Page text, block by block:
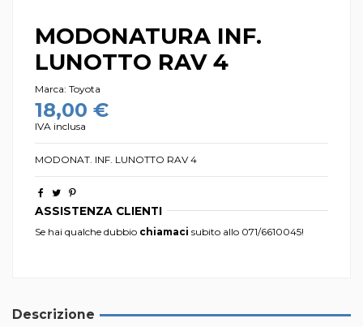
MODONATURA INF.
LUNOTTO RAV 4
Marca: Toyota
18,00 €
IVA inclusa
MODONAT. INF. LUNOTTO RAV 4
ASSISTENZA CLIENTI
Se hai qualche dubbio chiamaci subito allo 071/6610045!
Descrizione